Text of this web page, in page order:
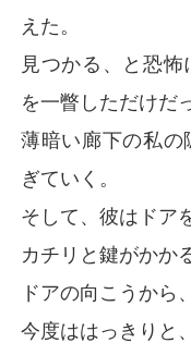
えた。
見つかる、と恐
を一瞥しただけだ
薄暗い廊下の私の
ぎていく。
そして、彼はドア
カチリと鍵がかか
ドアの向こうから
今度ははっきりと